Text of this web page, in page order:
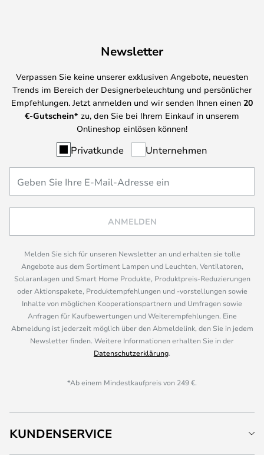
Newsletter
Verpassen Sie keine unserer exklusiven Angebote, neuesten
Trends im Bereich der Designerbeleuchtung und persönlicher
Empfehlungen. Jetzt anmelden und wir senden Ihnen einen 20
€-Gutschein* zu, den Sie bei Ihrem Einkauf in unserem
Onlineshop einlösen können!
Privatkunde Unternehmen
ANMELDEN
Melden Sie sich für unseren Newsletter an und erhalten sie tolle
Angebote aus dem Sortiment Lampen und Leuchten, Ventilatoren,
Solaranlagen und Smart Home Produkte, Produktpreis-Reduzierungen
oder Aktionspakete, Produktempfehlungen und -vorstellungen sowie
Inhalte von möglichen Kooperationspartnern und Umfragen sowie
Anfragen für Kaufbewertungen und Weiterempfehlungen. Eine
Abmeldung ist jederzeit möglich über den Abmeldelink, den Sie in jedem
Newsletter finden. Weitere Informationen erhalten Sie in der
Datenschutzerklärung.
*Ab einem Mindestkaufpreis von 249 €.
KUNDENSERVICE